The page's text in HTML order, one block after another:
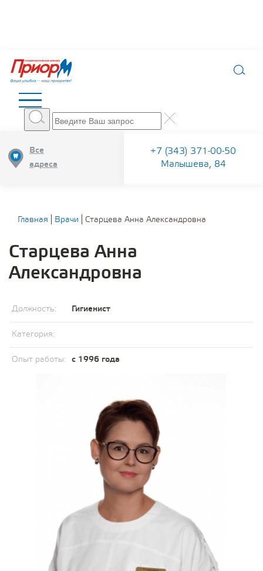
Все
адреса
+7 (343) 371-00-50
Малышева, 84
Главная Врачи Старцева Анна Александровна
Старцева Анна
Александровна
Должность: Гигиенист
Категория:
Опыт работы: с 1996 года